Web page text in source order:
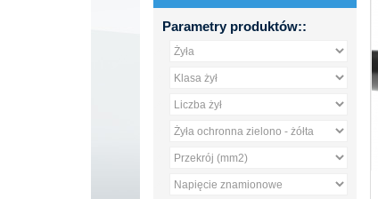
Parametry produktów::